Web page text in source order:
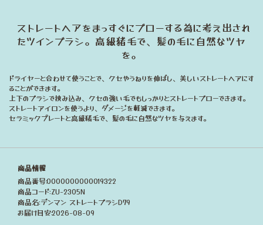
ストレートヘアをまっすぐにブローする為に考え出され
たツインブラシ。高級猪毛で、髪の毛に自然なツヤ
を。
ドライヤーと合わせて使うことで、クセやうねりを伸ばし、美しいストレートヘアにす
ることができます。
上下のブラシで挟み込み、クセの強い毛でもしっかりとストレートブローできます。
ストレートアイロンを使うより、ダメージを軽減できます。
セラミックプレートと高級猪毛で、髪の毛に自然なツヤを与えます。
商品情報
商品番号:0000000000019322
商品コード:ZU-2305N
商品名:デンマン ストレートブラシD79
お届け目安:2026-08-09